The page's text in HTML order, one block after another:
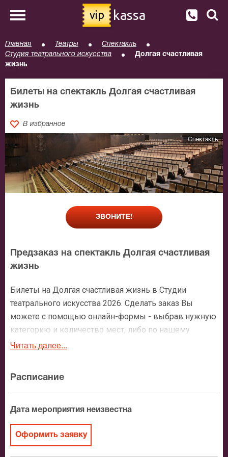
vip kassa
Главная Театры
Спектакль
Студия театрального искусства
Долгая счастливая
жизнь
Билеты на спектакль Долгая счастливая
жизнь
В избранное
Спектакль
ЗВОНИТЕ!
Предзаказ на спектакль Долгая счастливая
жизнь
Билеты на Долгая счастливая жизнь в Студии
театрального искусства 2026. Сделать заказ Вы
можете с помощью онлайн-формы - выбрав нужную
категорию и количество мест, либо по нашему
номеру телефона: +7 (495) 921-35-00. После
мероприятии, о расположении мест в зрительном
зале, о том как заказать билет и утвердит адрес
доставки.
Официальные билеты на Долгая счастливая
жизнь
Читать далее...
Расписание
Дата мероприятия неизвестна
Оформить заявку